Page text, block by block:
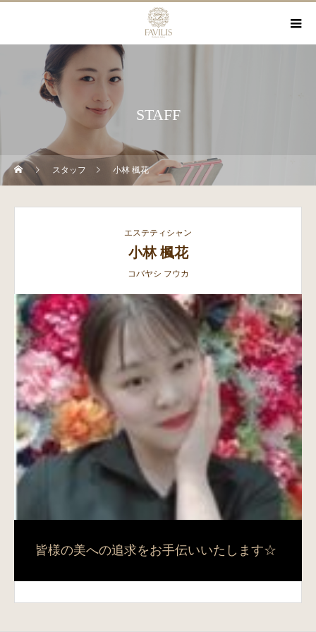
STAFF
スタッフ 小林 楓花
エステティシャン
小林 楓花
コバヤシ フウカ
皆様の美への追求をお手伝いいたします☆